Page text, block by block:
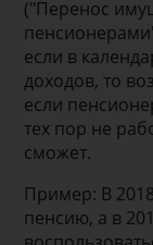
("Перенос
если в
доходов, то
если
тех пор не
сможет.
Пример: В
пенсию, а в